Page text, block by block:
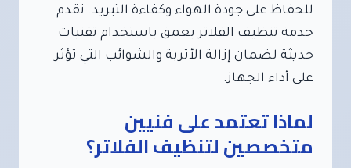
للحفاظ على جودة الهواء وكفاءة التبريد. نقدم
خدمة تنظيف الفلاتر بعمق باستخدام تقنيات
حديثة لضمان إزالة الأتربة والشوائب التي تؤثر
على أداء الجهاز.
لماذا تعتمد على فنيين
متخصصين لتنظيف الفلاتر؟